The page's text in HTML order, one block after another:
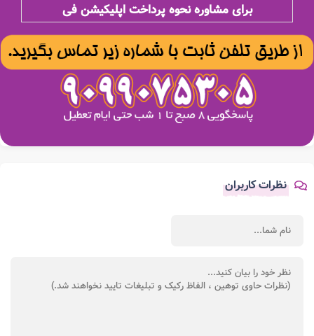
برای مشاوره نحوه پرداخت اپلیکیشن فی
نظرات کاربران